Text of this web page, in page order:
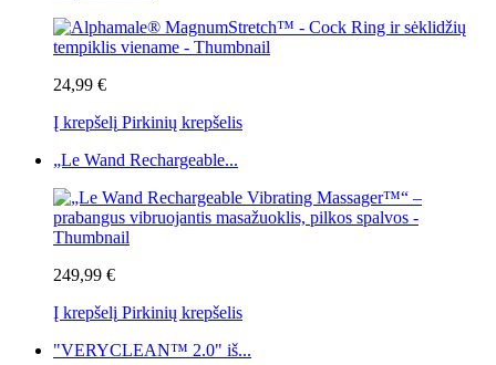
24,99 €
Į krepšelį Pirkinių krepšelis
„Le Wand Rechargeable...
249,99 €
Į krepšelį Pirkinių krepšelis
"VERYCLEAN™ 2.0" iš...